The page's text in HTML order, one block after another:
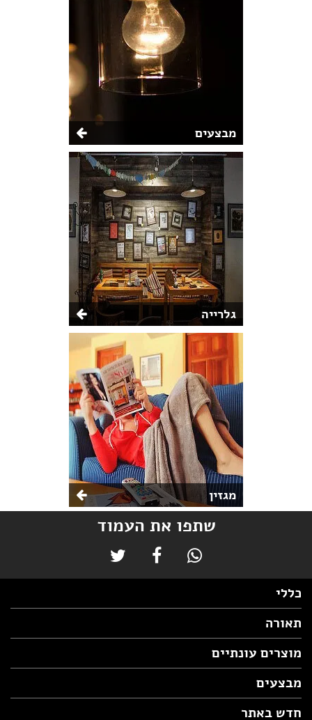
מבצעים
גלרייה
מגזין
שתפו את העמוד
כללי
תאורה
מוצרים עונתיים
מבצעים
חדש באתר